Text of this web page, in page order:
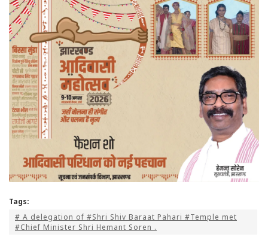
Tags:
# A delegation of #Shri Shiv Baraat Pahari #Temple met
#Chief Minister Shri Hemant Soren .